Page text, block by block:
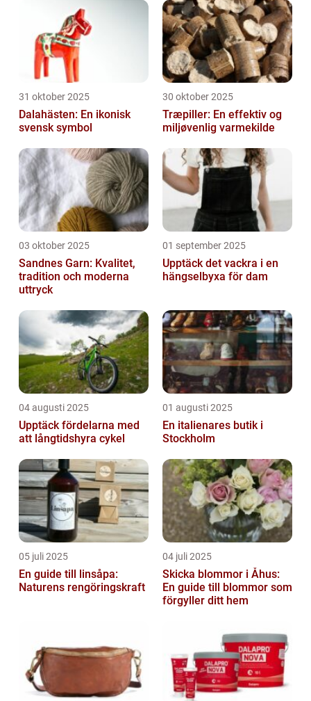
31 oktober 2025
Dalahästen: En ikonisk
svensk symbol
30 oktober 2025
Træpiller: En effektiv og
miljøvenlig varmekilde
03 oktober 2025
Sandnes Garn: Kvalitet,
tradition och moderna
uttryck
01 september 2025
Upptäck det vackra i en
hängselbyxa för dam
04 augusti 2025
Upptäck fördelarna med
att långtidshyra cykel
01 augusti 2025
En italienares butik i
Stockholm
05 juli 2025
En guide till linsåpa:
Naturens rengöringskraft
04 juli 2025
Skicka blommor i Åhus:
En guide till blommor som
förgyller ditt hem